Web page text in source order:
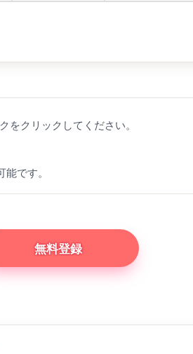
をクリックしてください。
です。
無料登録